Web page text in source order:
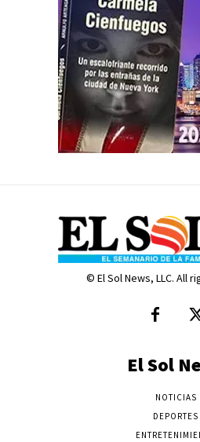
© El Sol News, LLC. All
El Sol
NOTICIAS
DEPORTES